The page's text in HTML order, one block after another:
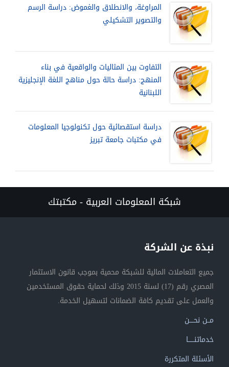
المراوغة، والانطلاق والغموض: دراسة الرسم
والتصوير التشكيلي
التفاوت بين المثاليات والواقعية في بناء
المنهج: دراسة حالة حول مناهج اللغة الإنجليزية
اللبنانية
دراسة استقصائية حول تكنولوجيا المعلومات
في مكتبات جامعة تبريز
شبكة المعلومات العربية - مكتبتك
نبذة عن الشركة
جميع التعاملات المالية للشبكة محمية بموجب قانون الاستثمار
المصري رقم (17) لسنة 2015 وذلك لحماية حقوق المستخدمين
والعمل على تقديم كافة الضمانات لتسهيل الخدمة.
مــن نحــــن
خدماتنــــــا
الأسئلة المتكررة